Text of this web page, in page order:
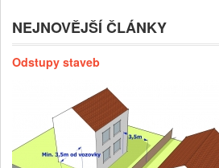
NEJNOVĚJŠÍ ČLÁNKY
Odstupy staveb